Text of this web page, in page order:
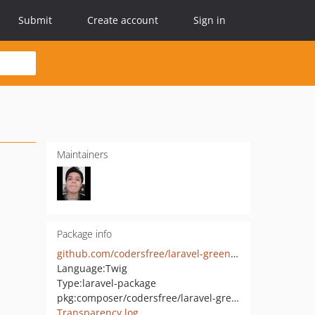
Submit Create account Sign in
Maintainers
Package info
github.com/codersfree/laravel-greenter
Language:Twig
Type:laravel-package
pkg:composer/codersfree/laravel-greenter